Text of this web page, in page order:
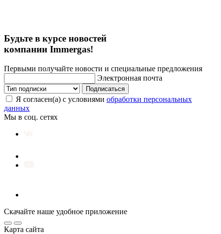
Будьте в курсе новостей
компании Immergas!
Первыми получайте новости и специальные предложения
Электронная почта
Подписаться
Я согласен(а) с условиями обработки персональных
данных
Мы в соц. сетях
Скачайте наше удобное приложение
Карта сайта